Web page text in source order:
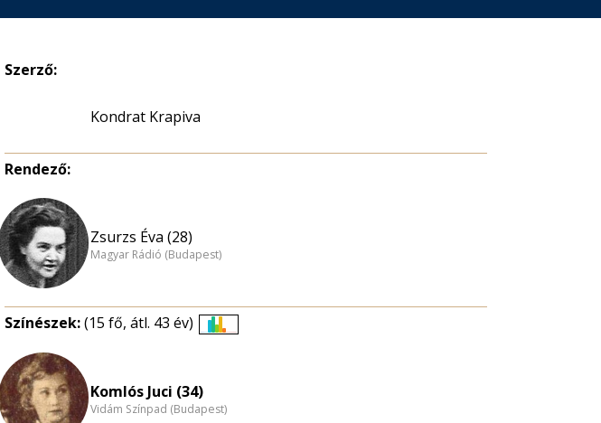
Szerző:
Kondrat Krapiva
Rendező:
Zsurzs Éva (28)
Magyar Rádió (Budapest)
Színészek:(15 fő, átl. 43 év)
Komlós Juci (34)
Vidám Színpad (Budapest)